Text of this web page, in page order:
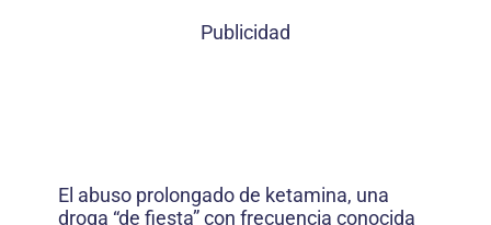
Publicidad
El abuso prolongado de ketamina, una
droga “de fiesta” con frecuencia conocida